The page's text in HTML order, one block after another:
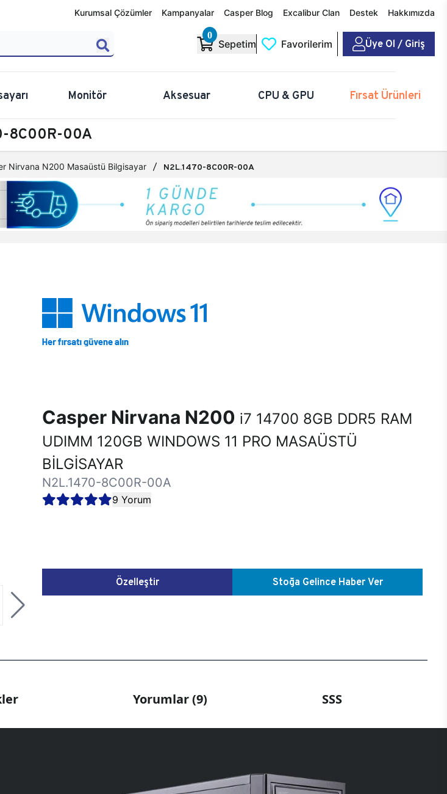
Kurumsal Çözümler Kampanyalar Casper Blog Excalibur Clan Destek Hakkımızda
0
Sepetim Favorilerim Üye Ol / Giriş
Monitör Aksesuar CPU & GPU Fırsat Ürünleri
8C00R-00A
Nirvana N200 Masaüstü Bilgisayar N2L.1470-8C00R-00A
Casper Nirvana N200 i7 14700 8GB DDR5 RAM
UDIMM 120GB WINDOWS 11 PRO MASAÜSTÜ
BİLGİSAYAR
N2L.1470-8C00R-00A
9 Yorum
Özelleştir Stoğa Gelince Haber Ver
Yorumlar (9) SSS